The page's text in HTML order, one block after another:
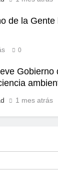
de la
0
Gobierno
1 mes atrás